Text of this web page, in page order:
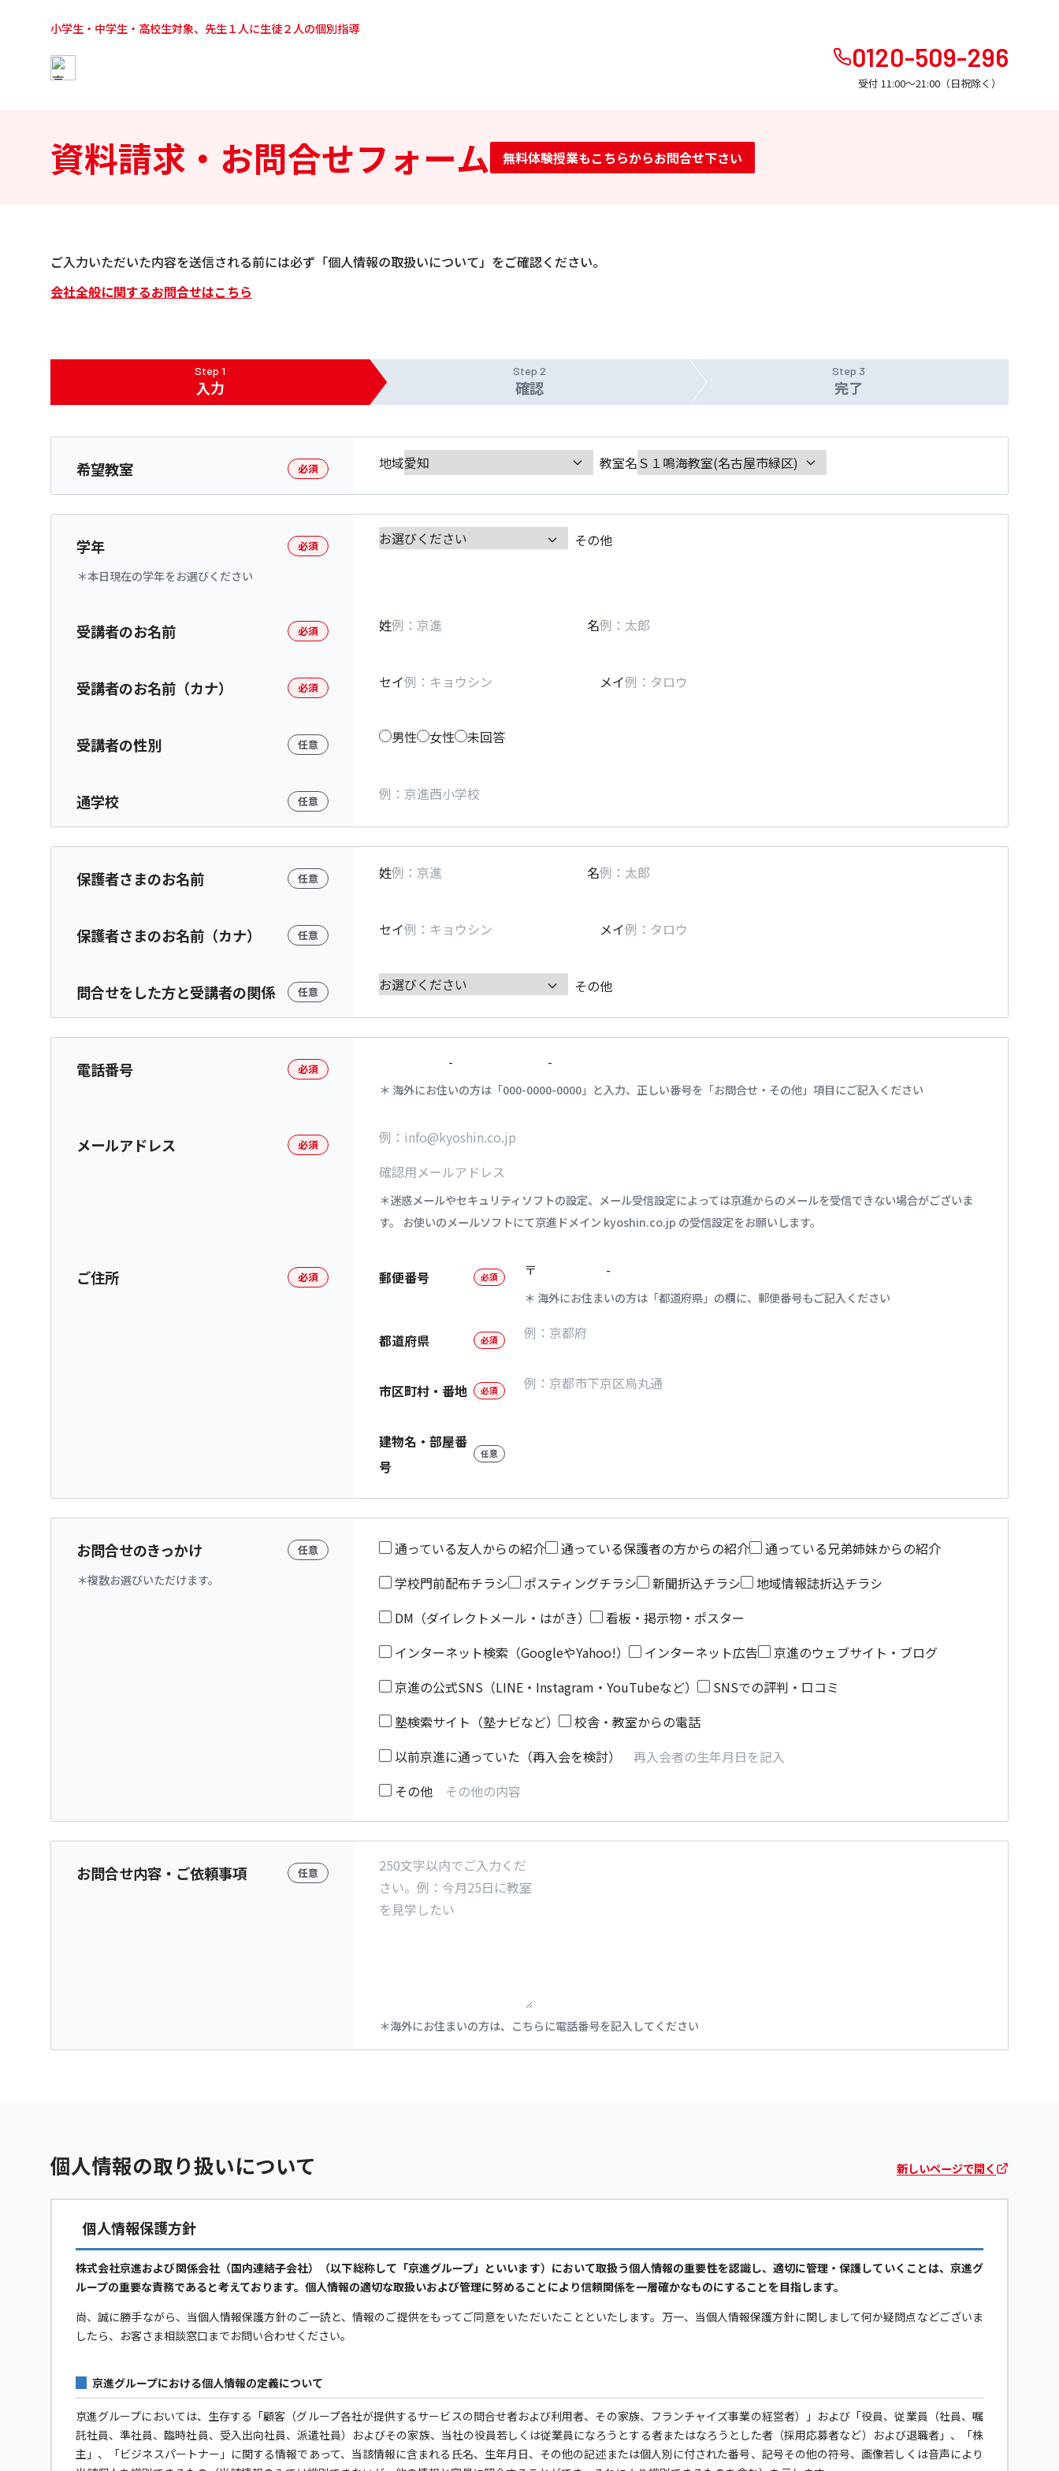
小学生・中学生・高校生対象、先生１人に生徒２人の個別指導
0120-509-296
受付 11:00～21:00（日祝除く）
資料請求・お問合せフォーム 無料体験授業もこちらからお問合せ下さい
ご入力いただいた内容を送信される前には必ず「個人情報の取扱いについて」をご確認ください。
会社全般に関するお問合せはこちら
Step 1
入力
Step 2
確認
Step 3
完了
希望教室 必須 地域 教室名
学年 必須
本日現在の学年をお選びください
その他
受講者のお名前 必須 姓 名
受講者のお名前（カナ） 必須 セイ メイ
受講者の性別 任意 男性 女性 未回答
通学校 任意
保護者さまのお名前 任意 姓 名
保護者さまのお名前（カナ） 任意 セイ メイ
問合せをした方と受講者の関係 任意 その他
電話番号 必須 - -
海外にお住いの方は「000-0000-0000」と入力、正しい番号を「お問合せ・その他」項目にご記入ください
メールアドレス 必須
迷惑メールやセキュリティソフトの設定、メール受信設定によっては京進からのメールを受信できない場合がございま
す。 お使いのメールソフトにて京進ドメイン kyoshin.co.jp の受信設定をお願いします。
ご住所 必須 郵便番号 必須 〒 -
海外にお住まいの方は「都道府県」の欄に、郵便番号もご記入ください
都道府県 必須
市区町村・番地 必須
建物名・部屋番
号
任意
お問合せのきっかけ 任意
複数お選びいただけます。
通っている友人からの紹介 通っている保護者の方からの紹介
通っている兄弟姉妹からの紹介
学校門前配布チラシ
ポスティングチラシ 新聞折込チラシ
地域情報誌折込チラシ
DM（ダイレクトメール・はがき）
看板・掲示物・ポスター
インターネット検索（GoogleやYahoo!）
インターネット広告
京進のウェブサイト・ブログ
京進の公式SNS（LINE・Instagram・YouTubeなど）
SNSでの評判・口コミ
塾検索サイト（塾ナビなど）
校舎・教室からの電話
以前京進に通っていた（再入会を検討）
その他
お問合せ内容・ご依頼事項 任意
海外にお住まいの方は、こちらに電話番号を記入してください
個人情報の取り扱いについて 新しいページで開く
個人情報保護方針
株式会社京進および関係会社（国内連結子会社）（以下総称して「京進グループ」といいます）において取扱う個人情報の重要性を認識し、適切に管理・保護していくことは、京進グ
ループの重要な責務であると考えております。個人情報の適切な取扱いおよび管理に努めることにより信頼関係を一層確かなものにすることを目指します。
尚、誠に勝手ながら、当個人情報保護方針のご一読と、情報のご提供をもってご同意をいただいたことといたします。万一、当個人情報保護方針に関しまして何か疑問点などございま
したら、お客さま相談窓口までお問い合わせください。
京進グループにおける個人情報の定義について
京進グループにおいては、生存する「顧客（グループ各社が提供するサービスの問合せ者および利用者、その家族、フランチャイズ事業の経営者）」および「役員、従業員（社員、嘱
託社員、準社員、臨時社員、受入出向社員、派遣社員）およびその家族、当社の役員若しくは従業員になろうとする者またはなろうとした者（採用応募者など）および退職者」、「株
主」、「ビジネスパートナー」に関する情報であって、当該情報に含まれる氏名、生年月日、その他の記述または個人別に付された番号、記号その他の符号、画像若しくは音声により